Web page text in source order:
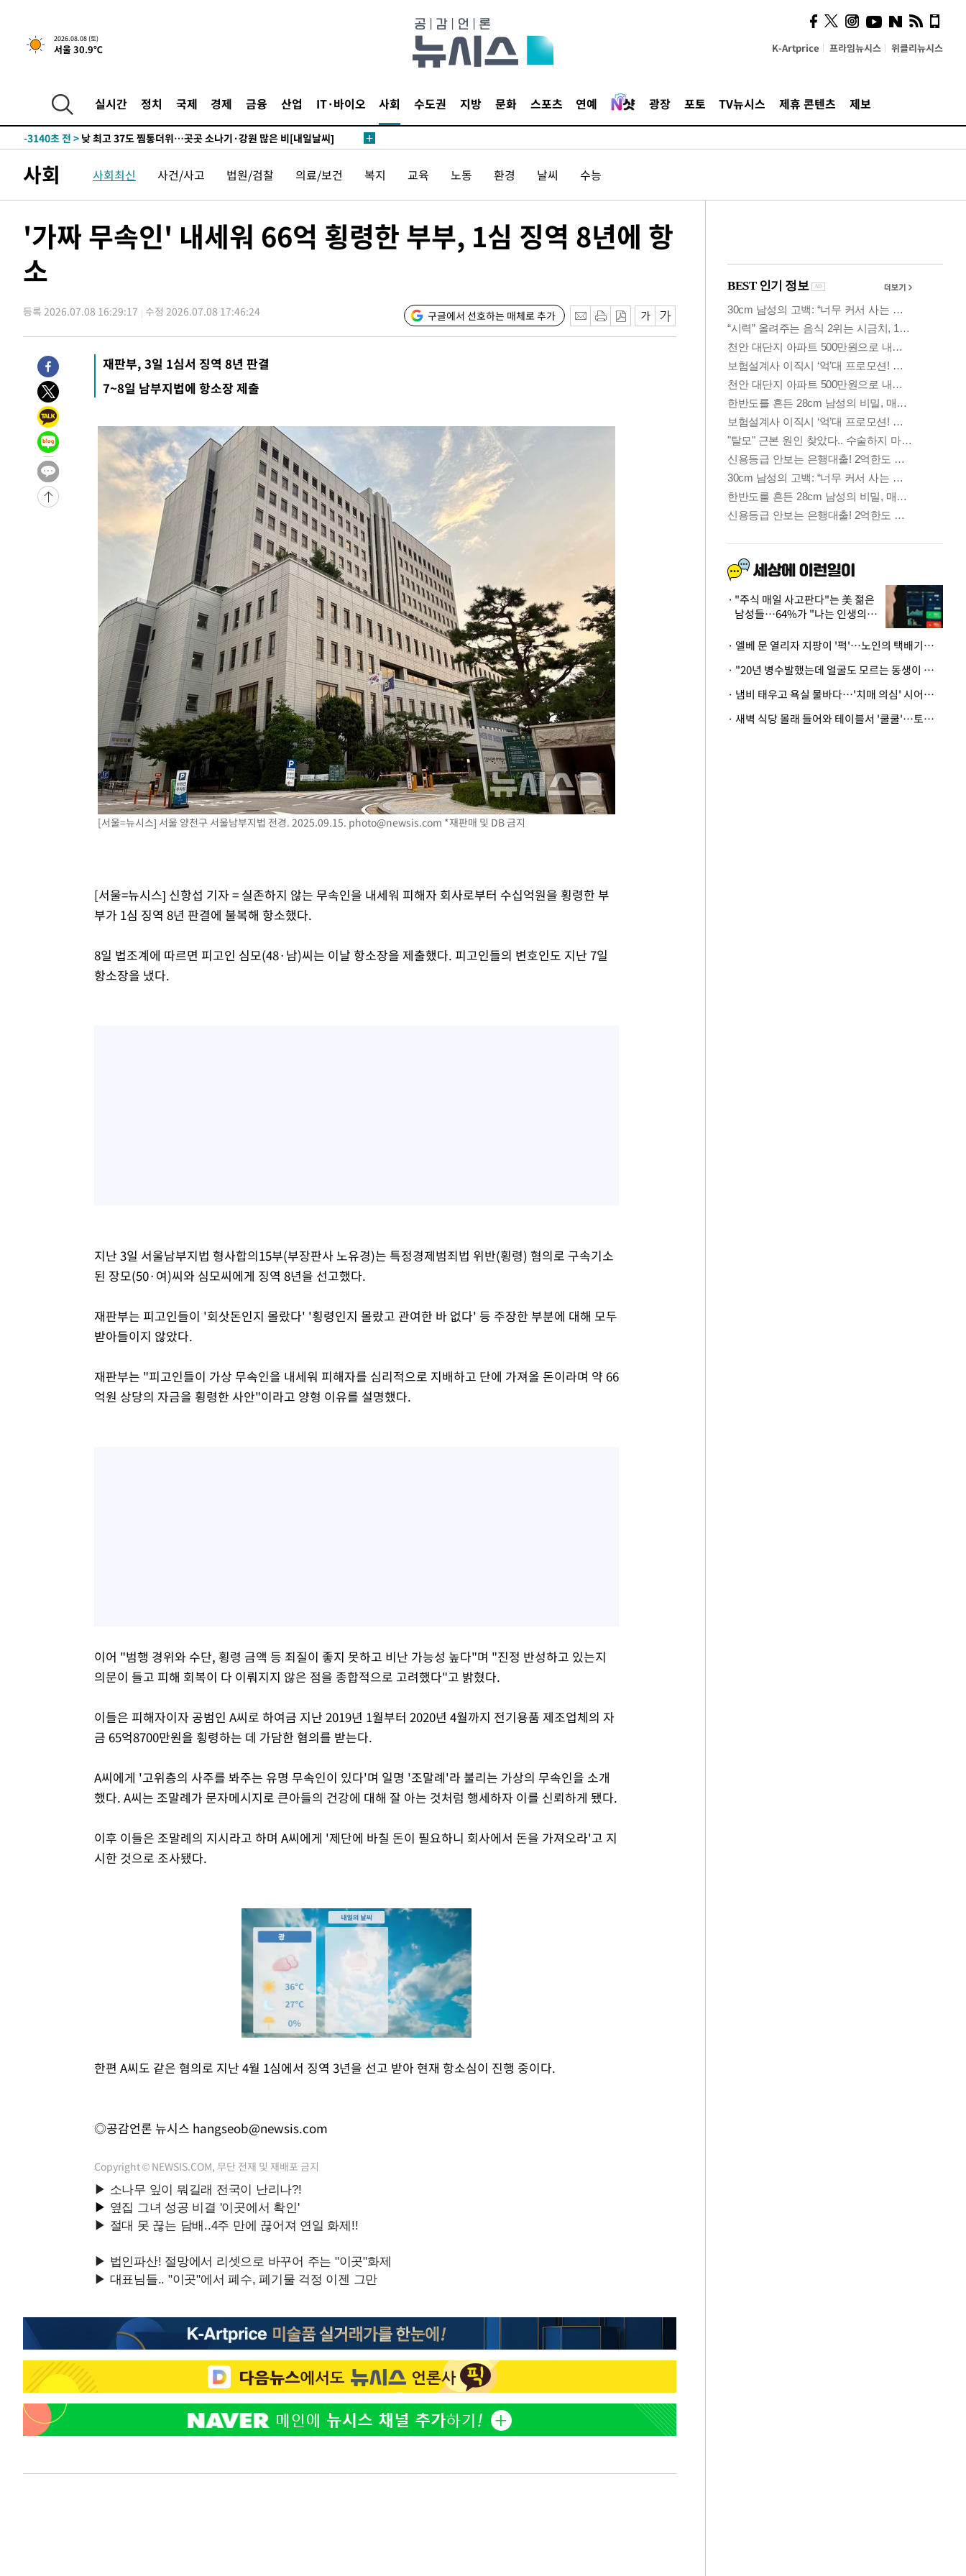
2026.08.08 (토)
서울 30.9℃ K-Artprice 프라임뉴시스 위클리뉴시스
실시간 정치 국제 경제 금융 산업 IT·바이오 사회 수도권 지방 문화 스포츠 연예 광장 포토 TV뉴시스 제휴 콘텐츠 제보
실천"
-13674초 전 >이란, "오만과 '중앙 단일 루트' 합의…북쪽 인바운드·남쪽 아웃바
운드는 임시"
-5242초 전 >"낮 기온 소폭 하락"…수도권 폭염중대경보, 폭염경보로 하향
-5169초 전 >
[단독]중수청 지원 검사들, 정원 초과 시 낮은 계급 임용…희망지 못
-3140초 전 >
-1446초 전 > SK하이닉스, 용인·청주 팹에 54조 투자…"AI 메모리 수요 선제 대
40분 전 >
외국인 심판 성 접대 7경기 들여다보니…한국 축구 '5승 2무'
45분 전 >[속보]코스닥, 2.86포인트(0.36%) 내린 798.81마감
46분 전 >[속보]원·달러 환율, 7.7원 내린 1416.1원 마감
48분 전 >
1시간 전 >
1시간 전 >11시간 압수수색에 성접대 파문까지…'쑥대밭' 된 축구협회
2시간 전 >[속보]규제합리화위원회 부위원장에 김태유 서울대 공대 교수…이병태
후임
-22159초 전 >
이강인, 폭염 속 AT마드리드 첫 훈련…80명 식사 대접까지(종합)
-19298초 전 >
미 사업체 일자리, 7월에 2.3만개 순감하고 그 전 2개월 10.3만개
하향수정 (2보)
-18746초 전 >
[속보] 미 사업체, 일자리 7월에 2.3만 개 줄어…실업률은 4.1%로
-14609초 전 >
실천"
-13694초 전 >
이란, "오만과 '중앙 단일 루트' 합의…북쪽 인바운드·남쪽 아웃바
운드는 임시"
-5262초 전 >
"낮 기온 소폭 하락"…수도권 폭염중대경보, 폭염경보로 하향
-5226초 전 >
[속보]이 대통령, '호우피해' 안동·의성 관할 4개 면 특별재난지역 선
-5189초 전 >
[단독]중수청 지원 검사들, 정원 초과 시 낮은 계급 임용…희망지 못
낮 최고 37도 찜통더위…곳곳 소나기·강원 많은 비[내일날씨]
SK하이닉스, 용인·청주 팹에 54조 투자…"AI 메모리 수요 선제 대
여자배구 이재영·이다영 자매, 아제르바이잔 투란VC 입단
외국인 심판 성 접대 7경기 들여다보니…한국 축구 '5승 2무'
[속보]코스닥, 2.86포인트(0.36%) 내린 798.81마감
[속보]코스피, 6200선 약보합…0.60% 내린 6258.77에 마쳐
[속보]원·달러 환율, 7.7원 내린 1416.1원 마감
[속보] 노원서 40.1도 관측…서울, 2018년 이후 첫 40도
[속보]종합특검, '계엄 수용공간 확보' 신용해 前교정본부장 기소
외신들도 주목한 韓축구 파문…"국민적 공분에 수사 재개"
11시간 압수수색에 성접대 파문까지…'쑥대밭' 된 축구협회
[속보]규제합리화위원회 부위원장에 김태유 서울대 공대 교수…이병태
사회 사회최신 사건/사고 법원/검찰 의료/보건 복지 교육 노동 환경 날씨 수능
'가짜 무속인' 내세워 66억 횡령한 부부, 1심 징역 8년에 항
소
등록 2026.07.08 16:29:17 수정 2026.07.08 17:46:24 구글에서 선호하는 매체로 추가
재판부, 3일 1심서 징역 8년 판결
7~8일 남부지법에 항소장 제출
[서울=뉴시스] 서울 양천구 서울남부지법 전경. 2025.09.15. photo@newsis.com *재판매 및 DB 금지
[서울=뉴시스] 신항섭 기자 = 실존하지 않는 무속인을 내세워 피해자 회사로부터 수십억원을 횡령한 부
부가 1심 징역 8년 판결에 불복해 항소했다.
8일 법조계에 따르면 피고인 심모(48·남)씨는 이날 항소장을 제출했다. 피고인들의 변호인도 지난 7일
항소장을 냈다.
지난 3일 서울남부지법 형사합의15부(부장판사 노유경)는 특정경제범죄법 위반(횡령) 혐의로 구속기소
된 장모(50·여)씨와 심모씨에게 징역 8년을 선고했다.
재판부는 피고인들이 '회삿돈인지 몰랐다' '횡령인지 몰랐고 관여한 바 없다' 등 주장한 부분에 대해 모두
받아들이지 않았다.
재판부는 "피고인들이 가상 무속인을 내세워 피해자를 심리적으로 지배하고 단에 가져올 돈이라며 약 66
억원 상당의 자금을 횡령한 사안"이라고 양형 이유를 설명했다.
이어 "범행 경위와 수단, 횡령 금액 등 죄질이 좋지 못하고 비난 가능성 높다"며 "진정 반성하고 있는지
의문이 들고 피해 회복이 다 이뤄지지 않은 점을 종합적으로 고려했다"고 밝혔다.
이들은 피해자이자 공범인 A씨로 하여금 지난 2019년 1월부터 2020년 4월까지 전기용품 제조업체의 자
금 65억8700만원을 횡령하는 데 가담한 혐의를 받는다.
A씨에게 '고위층의 사주를 봐주는 유명 무속인이 있다'며 일명 '조말례'라 불리는 가상의 무속인을 소개
했다. A씨는 조말례가 문자메시지로 큰아들의 건강에 대해 잘 아는 것처럼 행세하자 이를 신뢰하게 됐다.
이후 이들은 조말례의 지시라고 하며 A씨에게 '제단에 바칠 돈이 필요하니 회사에서 돈을 가져오라'고 지
시한 것으로 조사됐다.
한편 A씨도 같은 혐의로 지난 4월 1심에서 징역 3년을 선고 받아 현재 항소심이 진행 중이다.
◎공감언론 뉴시스 hangseob@newsis.com
Copyright © NEWSIS.COM, 무단 전재 및 재배포 금지
시, 스마트폰 액세서리에
NFC 더했다
"주식 매일 사고판다"는 美 젊은
남성들…64%가 "나는 인생의
· 엘베 문 열리자 지팡이 '퍽'…노인의 택배기사 폭행 이유
· "20년 병수발했는데 얼굴도 모르는 동생이 유산 절반을"…배다른 형제 상속권 있을까
· 냄비 태우고 욕실 물바다…'치매 의심' 시어머니 검사 권유했다가 '날벼락'
· 새벽 식당 몰래 들어와 테이블서 '쿨쿨'…토사물 남기고 사라진 남성